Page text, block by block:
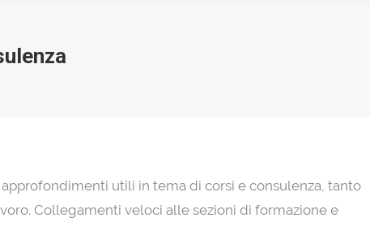
utili in tema di corsi e consulenza, tanto
Collegamenti veloci alle sezioni di formazione e